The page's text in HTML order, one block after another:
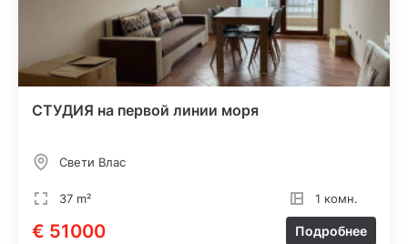
СТУДИЯ на первой линии моря
Свети Влас
37 m² 1 комн.
€ 51000 Подробнее